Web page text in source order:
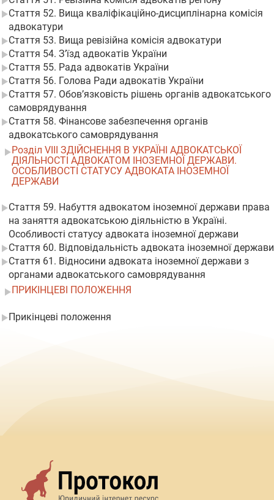
Стаття 52. Вища кваліфікаційно-дисциплінарна комісія
адвокатури
Стаття 53. Вища ревізійна комісія адвокатури
Стаття 54. З’їзд адвокатів України
Стаття 55. Рада адвокатів України
Стаття 56. Голова Ради адвокатів України
Стаття 57. Обов’язковість рішень органів адвокатського
самоврядування
Стаття 58. Фінансове забезпечення органів
адвокатського самоврядування
Розділ VIII ЗДІЙСНЕННЯ В УКРАЇНІ АДВОКАТСЬКОЇ
ДІЯЛЬНОСТІ АДВОКАТОМ ІНОЗЕМНОЇ ДЕРЖАВИ.
ОСОБЛИВОСТІ СТАТУСУ АДВОКАТА ІНОЗЕМНОЇ
ДЕРЖАВИ
Стаття 59. Набуття адвокатом іноземної держави права
на заняття адвокатською діяльністю в Україні.
Особливості статусу адвоката іноземної держави
Стаття 60. Відповідальність адвоката іноземної держави
Стаття 61. Відносини адвоката іноземної держави з
органами адвокатського самоврядування
ПРИКІНЦЕВІ ПОЛОЖЕННЯ
Прикінцеві положення